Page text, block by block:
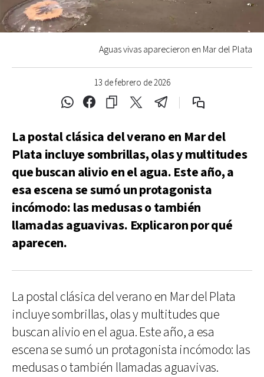
13 de febrero de 2026
Aguas vivas aparecieron en Mar del Plata
La postal clásica del verano en Mar del
Plata incluye sombrillas, olas y multitudes
que buscan alivio en el agua. Este año, a
esa escena se sumó un protagonista
incómodo: las medusas o también
llamadas aguavivas. Explicaron por qué
aparecen.
La postal clásica del verano en Mar del Plata
incluye sombrillas, olas y multitudes que
buscan alivio en el agua. Este año, a esa
escena se sumó un protagonista incómodo: las
medusas o también llamadas aguavivas.